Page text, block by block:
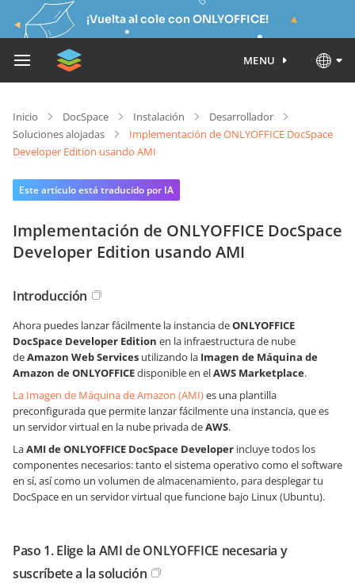
¡Vuelta al cole con ONLYOFFICE!
MENU
Inicio DocSpace Instalación
Desarrollador
Soluciones alojadas
Implementación de ONLYOFFICE DocSpace
Developer Edition usando AMI
Este artículo está traducido por IA
Implementación de ONLYOFFICE DocSpace
Developer Edition usando AMI
Introducción
Ahora puedes lanzar fácilmente la instancia deONLYOFFICE
DocSpace Developer Edition en la infraestructura de nube
deAmazon Web Services utilizando la Imagen de Máquina de
Amazon de ONLYOFFICEdisponible en elAWS Marketplace.
La Imagen de Máquina de Amazon (AMI)es una plantilla
preconfigurada que permite lanzar fácilmente una instancia, que es
un servidor virtual en la nube privada deAWS.
LaAMI de ONLYOFFICE DocSpace Developer incluye todos los
componentes necesarios: tanto el sistema operativo como el software
en sí, así como un volumen de almacenamiento, para desplegar tu
DocSpace en un servidor virtual que funcione bajo Linux (Ubuntu).
Paso 1. Elige la AMI de ONLYOFFICE necesaria y
suscríbete a la solución